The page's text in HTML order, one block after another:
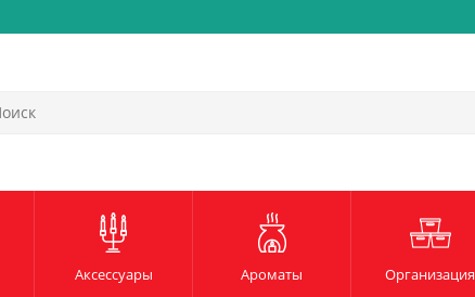
Аксессуары Ароматы Организация